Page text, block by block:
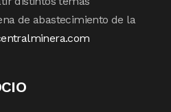
de abastecimiento de la